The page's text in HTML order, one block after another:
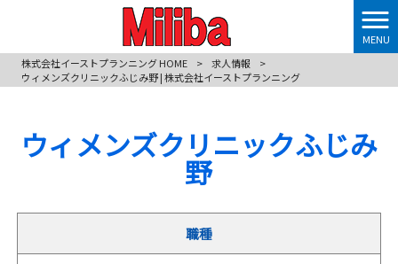
MENU
株式会社イーストプランニング HOME
> 求人情報
>
ウィメンズクリニックふじみ野 | 株式会社イーストプランニング
ウィメンズクリニックふじみ
野
職種